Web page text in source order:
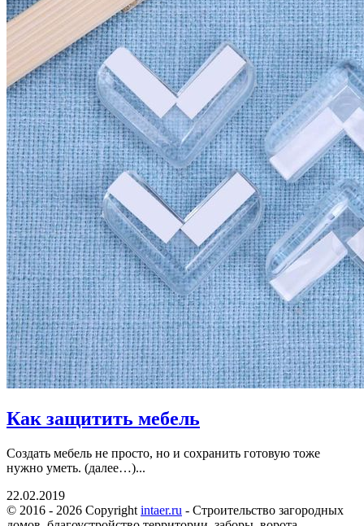
Как защитить мебель
Создать мебель не просто, но и сохранить готовую тоже
нужно уметь. (далее…)...
22.02.2019
© 2016 - 2026 Copyright intaer.ru - Cтроительство загородных